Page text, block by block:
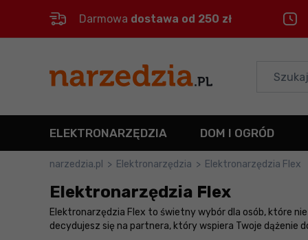
Menu główne
Filtry
Produkty
Stopka
Mapa strony
Darmowa dostawa od 250 zł
ELEKTRONARZĘDZIA DOM I OGRÓD
narzedzia.pl > Elektronarzędzia > Elektronarzędzia Flex
Elektronarzędzia Flex
Elektronarzędzia Flex to świetny wybór dla osób, które
decydujesz się na partnera, który wspiera Twoje dążenie